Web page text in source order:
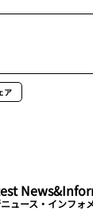
ア
ュース・インフォ